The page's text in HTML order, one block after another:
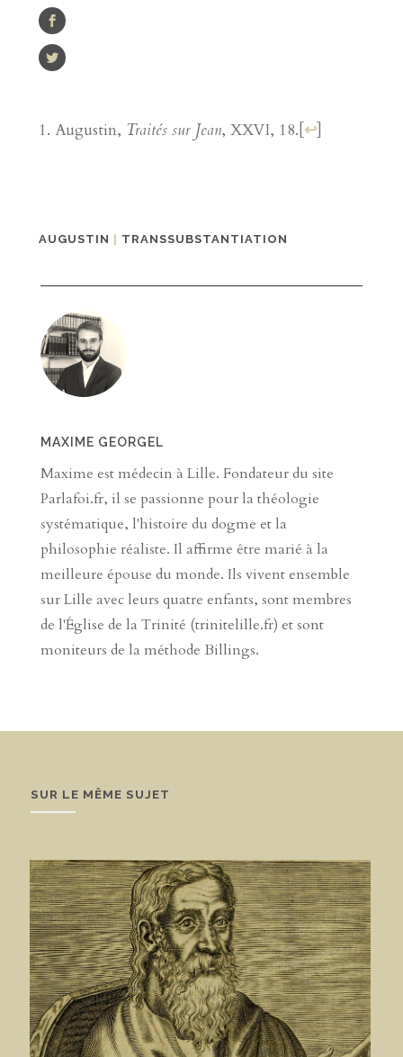
Augustin, Traités sur Jean, XXVI, 18. ↩]
AUGUSTIN TRANSSUBSTANTIATION
MAXIME GEORGEL
Maxime est médecin à Lille. Fondateur du site
Parlafoi.fr, il se passionne pour la théologie
systématique, l'histoire du dogme et la
philosophie réaliste. Il affirme être marié à la
meilleure épouse du monde. Ils vivent ensemble
sur Lille avec leurs quatre enfants, sont membres
de l'Église de la Trinité (trinitelille.fr) et sont
moniteurs de la méthode Billings.
SUR LE MÊME SUJET